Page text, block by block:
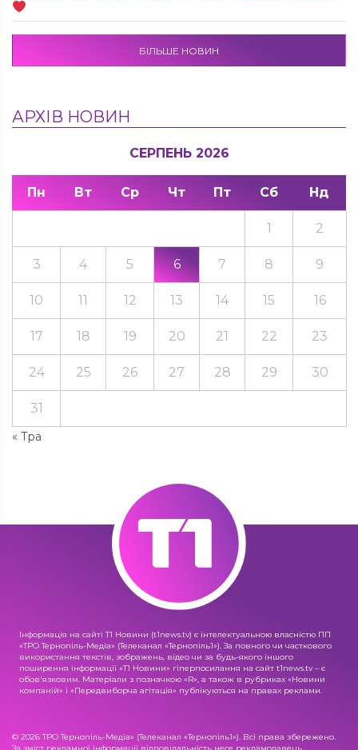
БІЛЬШЕ НОВИН
АРХІВ НОВИН
СЕРПЕНЬ 2026
Пн Вт Ср Чт Пт Сб Нд
« Тра
1 2
3 4 5 6 7 8 9
10 11 12 13 14 15 16
17 18 19 20 21 22 23
24 25 26 27 28 29 30
31
Інформація на сайті Т1 Новини (t1news.tv) є інтелектуальною власністю ПП
«ТРО Тернопіль-Медіа» (Телеканал «Тернопіль1»). За повного чи часткового
використання текстів, зображень, відео чи за будь-якого іншого
поширення інформації «Т1 Новини» гіперпосилання на сайт t1news.tv – є
обов'язковим. Матеріали з позначкою «R», а також в рубриках «Новини
компаній» і «Передвиборча агітація» публікуються на правах реклами.
© 2026 ТРО Тернопіль-Медіа» (Телеканал «Тернопіль1»). Всі права збережено.
За зміст рекламної інформації відповідальність несе рекламодавець.